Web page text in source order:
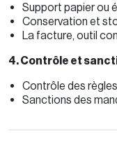
Support papier ou
Conservation et
La facture, outil
4. Contrôle et
Contrôle des
Sanctions des